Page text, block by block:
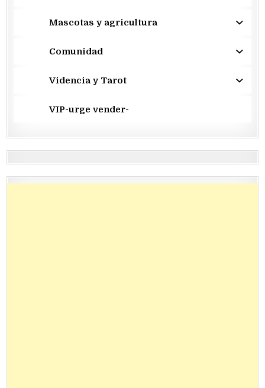
Mascotas y agricultura
Comunidad
Videncia y Tarot
VIP-urge vender-